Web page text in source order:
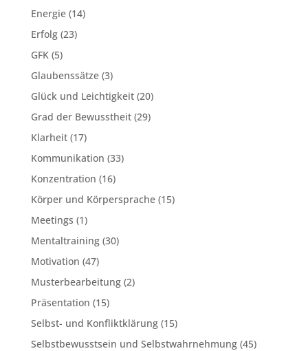
Energie(14)
Erfolg(23)
GFK(5)
Glaubenssätze(3)
Glück und Leichtigkeit(20)
Grad der Bewusstheit(29)
Klarheit(17)
Kommunikation (33)
Konzentration (16)
Körper und Körpersprache(15)
Meetings (1)
Mentaltraining(30)
Motivation (47)
Musterbearbeitung(2)
Präsentation (15)
Selbst- und Konfliktklärung(15)
Selbstbewusstsein und Selbstwahrnehmung(45)